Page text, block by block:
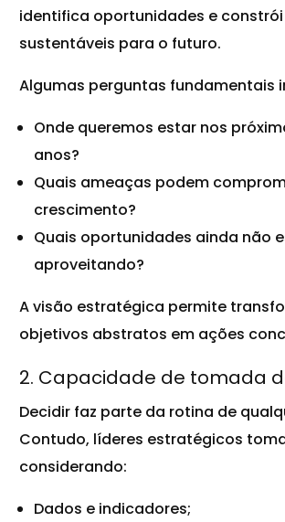
identifica oportunidades e
sustentáveis para o futuro.
Algumas perguntas fundamentais
Onde queremos estar nos
anos?
Quais ameaças podem
crescimento?
Quais oportunidades ainda não
aproveitando?
A visão estratégica permite
objetivos abstratos em ações
2. Capacidade de tomada
Decidir faz parte da rotina de
Contudo, líderes estratégicos
considerando:
Dados e indicadores;